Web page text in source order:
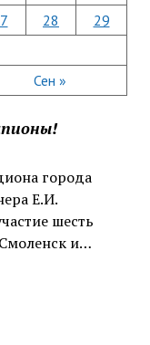
Сен »
28
29
города
Е.И.
шесть
и…